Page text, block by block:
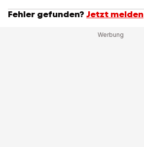
Fehler gefunden? Jetzt melden